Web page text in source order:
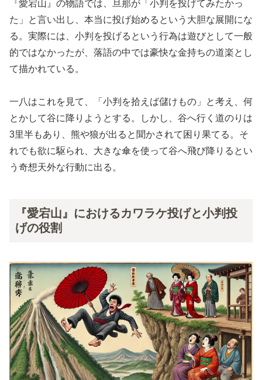
『愛宕山』の物語では、旦那が「小判を投げてみたかっ
た」と言い出し、本当に投げ始めるという大胆な展開にな
る。実際には、小判を投げるという行為は遊びとして一般
的ではなかったが、落語の中では豪快な金持ちの道楽とし
て描かれている。
一八はこれを見て、「小判を拾えば儲けもの」と考え、何
とかして谷に降りようとする。しかし、谷へ行く道のりは
3里半もあり、熊や狼が出ると聞かされて困り果てる。そ
れでも欲に駆られ、大きな傘を使って谷へ飛び降りるとい
う奇想天外な行動に出る。
『愛宕山』におけるカワラケ投げと小判投
げの役割